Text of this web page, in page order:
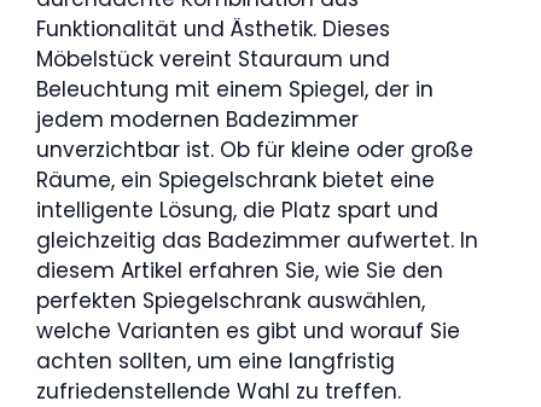
Funktionalität und Ästhetik. Dieses
Möbelstück vereint Stauraum und
Beleuchtung mit einem Spiegel, der in
jedem modernen Badezimmer
unverzichtbar ist. Ob für kleine oder große
Räume, ein Spiegelschrank bietet eine
intelligente Lösung, die Platz spart und
gleichzeitig das Badezimmer aufwertet. In
diesem Artikel erfahren Sie, wie Sie den
perfekten Spiegelschrank auswählen,
welche Varianten es gibt und worauf Sie
achten sollten, um eine langfristig
zufriedenstellende Wahl zu treffen.